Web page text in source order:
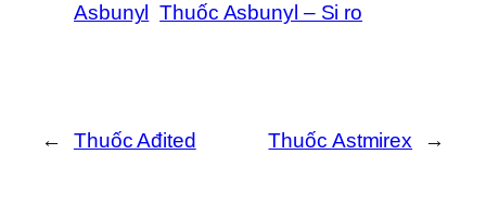
Asbunyl
Thuốc Asbunyl – Si ro
← Thuốc Ađited Thuốc Astmirex →